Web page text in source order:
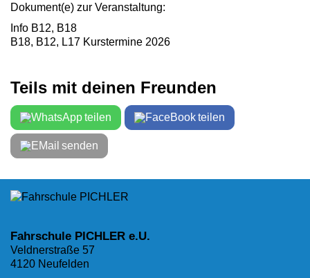
Dokument(e) zur Veranstaltung:
Info B12, B18
B18, B12, L17 Kurstermine 2026
Teils mit deinen Freunden
teilen teilen
senden
Fahrschule PICHLER e.U.
Veldnerstraße 57
4120 Neufelden